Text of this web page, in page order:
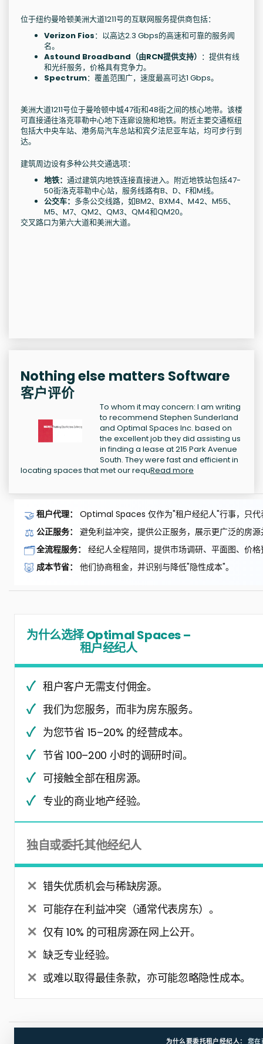
位于纽约曼哈顿美洲大道1211号的互联网服务提供商包括：
Verizon Fios：以高达2.3 Gbps的高速和可靠的服务闻
名。
Astound Broadband（由RCN提供支持） ：提供有线
和光纤服务，价格具有竞争力。
Spectrum：覆盖范围广，速度最高可达1 Gbps。
美洲大道1211号位于曼哈顿中城47街和48街之间的核心地带。该楼
可直接通往洛克菲勒中心地下连廊设施和地铁。附近主要交通枢纽
包括大中央车站、港务局汽车总站和宾夕法尼亚车站，均可步行到
达。
建筑周边设有多种公共交通选项：
地铁： 通过建筑内地铁连接直接进入。附近地铁站包括47-
50街洛克菲勒中心站，服务线路有B、D、F和M线。
公交车： 多条公交线路，如BM2、BXM4、M42、M55、
M5、M7、QM2、QM3、QM4和QM20。
交叉路口为第六大道和美洲大道。
Nothing else matters Software
客户评价
To whom it may concern: I am writing
to recommend Stephen Sunderland
and Optimal Spaces Inc. based on
the excellent job they did assisting us
in finding a lease at 215 Park Avenue
South. They were fast and efficient in
locating spaces that met our requRead more
🤝 租户代理： Optimal Spaces 仅作为"租户经纪人"行事，只代
⚖️ 公正服务： 避免利益冲突，提供公正服务，展示更广泛的房
🗂️全流程服务： 经纪人全程陪同，提供市场调研、平面图、价
🐷 成本节省： 他们协商租金，并识别与降低"隐性成本"。
为什么选择 Optimal Spaces –
租户经纪人
租户客户无需支付佣金。
我们为您服务，而非为房东服务。
为您节省 15–20% 的经营成本。
节省 100–200 小时的调研时间。
可接触全部在租房源。
专业的商业地产经验。
独自或委托其他经纪人
错失优质机会与稀缺房源。
可能存在利益冲突（通常代表房东）。
仅有 10% 的可租房源在网上公开。
缺乏专业经验。
或难以取得最佳条款，亦可能忽略隐性成本。
为什么要委托租户经纪人： 您在